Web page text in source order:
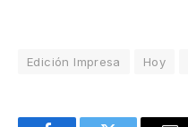
Edición Impresa Hoy